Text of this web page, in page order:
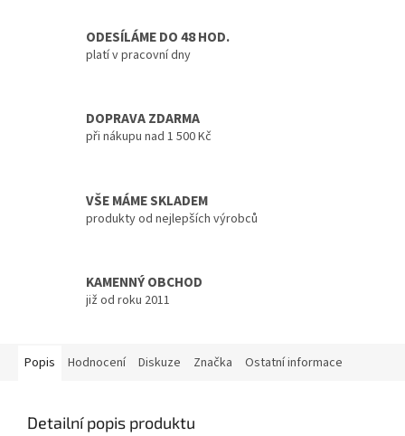
ODESÍLÁME DO 48 HOD.
platí v pracovní dny
DOPRAVA ZDARMA
při nákupu nad 1 500 Kč
VŠE MÁME SKLADEM
produkty od nejlepších výrobců
KAMENNÝ OBCHOD
již od roku 2011
Popis Hodnocení Diskuze Značka Ostatní informace
Detailní popis produktu